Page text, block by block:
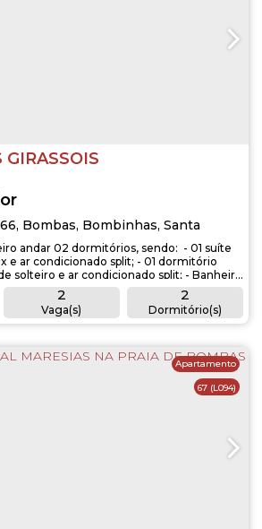
GIRASSOIS
, Bombas, Bombinhas, Santa
2
Dormitório(s)
1
2
Vaga(s)
02 dormitórios, sendo: - 01 suíte
split; - 01 dormitório
e ar condicionado split; - Banheiro
lavar roupas; - Piscina compartilhada do condomínio; -...
67 (L094)
Apartamento